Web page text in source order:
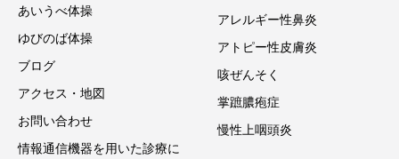
あいうべ体操
ゆびのば体操
ブログ
アクセス・地図
お問い合わせ
情報通信機器を用いた診療に
アレルギー性鼻炎
アトピー性皮膚炎
咳ぜんそく
掌蹠膿疱症
慢性上咽頭炎